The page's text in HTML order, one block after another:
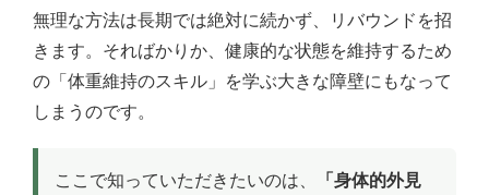
無理な方法は長期では絶対に続かず、リバウンドを招
きます。そればかりか、健康的な状態を維持するため
の「体重維持のスキル」を学ぶ大きな障壁にもなって
しまうのです。
ここで知っていただきたいのは、
「身体的外見